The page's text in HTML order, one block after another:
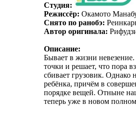
Студия:
Режиссёр: Окамото
Снято по ранобэ:
Автор оригинала:
Описание:
Бывает в жизни
точки и решает, что пора
сбивает грузовик. Однако
ребёнка, причём в
порядке вещей. Отныне
теперь уже в новом